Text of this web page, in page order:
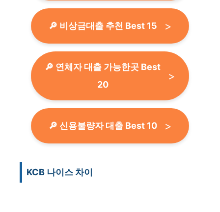
🔎 비상금대출 추천 Best 15
🔎 연체자 대출 가능한곳 Best
20
🔎 신용불량자 대출 Best 10
KCB 나이스 차이